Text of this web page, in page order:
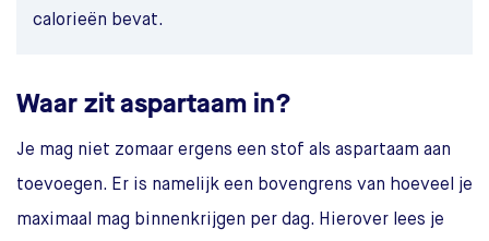
calorieën bevat.
Waar zit aspartaam in?
Je mag niet zomaar ergens een stof als aspartaam aan
toevoegen. Er is namelijk een bovengrens van hoeveel je
maximaal mag binnenkrijgen per dag. Hierover lees je